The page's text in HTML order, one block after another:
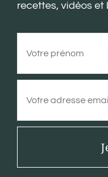
recettes, vidéos et